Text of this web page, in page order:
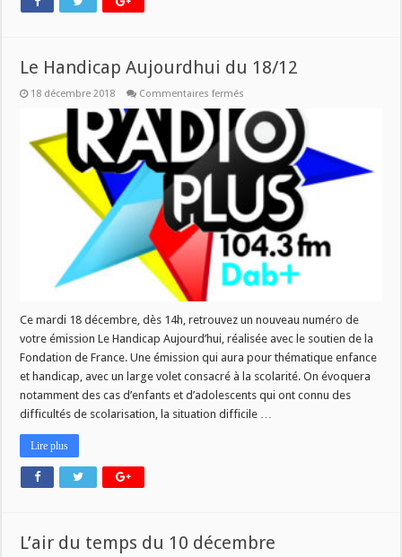
Le Handicap Aujourdhui du 18/12
18 décembre 2018 Commentaires fermés
Handicap
Aujourdhui
du
18/12
Ce mardi 18 décembre, dès 14h, retrouvez un nouveau numéro de
votre émission Le Handicap Aujourd’hui, réalisée avec le soutien de la
Fondation de France. Une émission qui aura pour thématique enfance
et handicap, avec un large volet consacré à la scolarité. On évoquera
notamment des cas d’enfants et d’adolescents qui ont connu des
difficultés de scolarisation, la situation difficile …
Lire plus
L’air du temps du 10 décembre